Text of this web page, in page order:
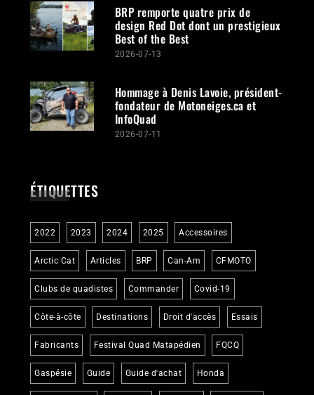
BRP remporte quatre prix de
design Red Dot dont un prestigieux
Best of the Best
2026-07-13
Hommage à Denis Lavoie, président-
fondateur de Motoneiges.ca et
InfoQuad
2026-07-11
ÉTIQUETTES
2022 2023 2024 2025 Accessoires
Arctic Cat Articles BRP Can-Am CFMOTO
Clubs de quadistes Commander Covid-19
Côte-à-côte Destinations Droit d'accès Essais
Fabricants Festival Quad Matapédien FQCQ
Gaspésie Guide Guide d'achat Honda